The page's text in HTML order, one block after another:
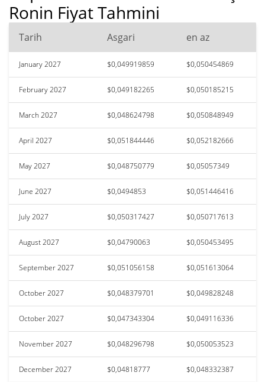
Ronin Fiyat Tahmini
Tarih Asgari en az
January 2027 $0,049919859 $0,050454869
February 2027 $0,049182265 $0,050185215
March 2027 $0,048624798 $0,050848949
April 2027 $0,051844446 $0,052182666
May 2027 $0,048750779 $0,05057349
June 2027 $0,0494853 $0,051446416
July 2027 $0,050317427 $0,050717613
August 2027 $0,04790063 $0,050453495
September 2027 $0,051056158 $0,051613064
October 2027 $0,048379701 $0,049828248
October 2027 $0,047343304 $0,049116336
November 2027 $0,048296798 $0,050053523
December 2027 $0,04818777 $0,048332387